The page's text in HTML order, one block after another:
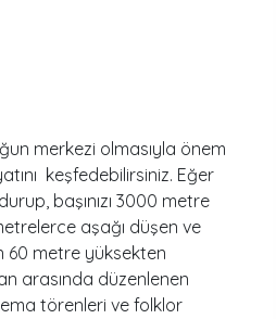
merkezi olmasıyla önem
keşfedebilirsiniz. Eğer
başınızı 3000 metre
aşağı düşen ve
60 metre yüksekten
arasında düzenlenen
törenleri ve folklor